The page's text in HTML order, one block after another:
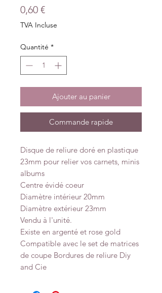
0,60 €Prix
TVA Incluse
Quantité *
Ajouter au panier
Commande rapide
Disque de reliure doré en plastique
23mm pour relier vos carnets, minis
albums
Centre évidé coeur
Diamètre intérieur 20mm
Diamètre extérieur 23mm
Vendu à l'unité.
Existe en argenté et rose gold
Compatible avec le set de matrices
de coupe Bordures de reliure Diy
and Cie